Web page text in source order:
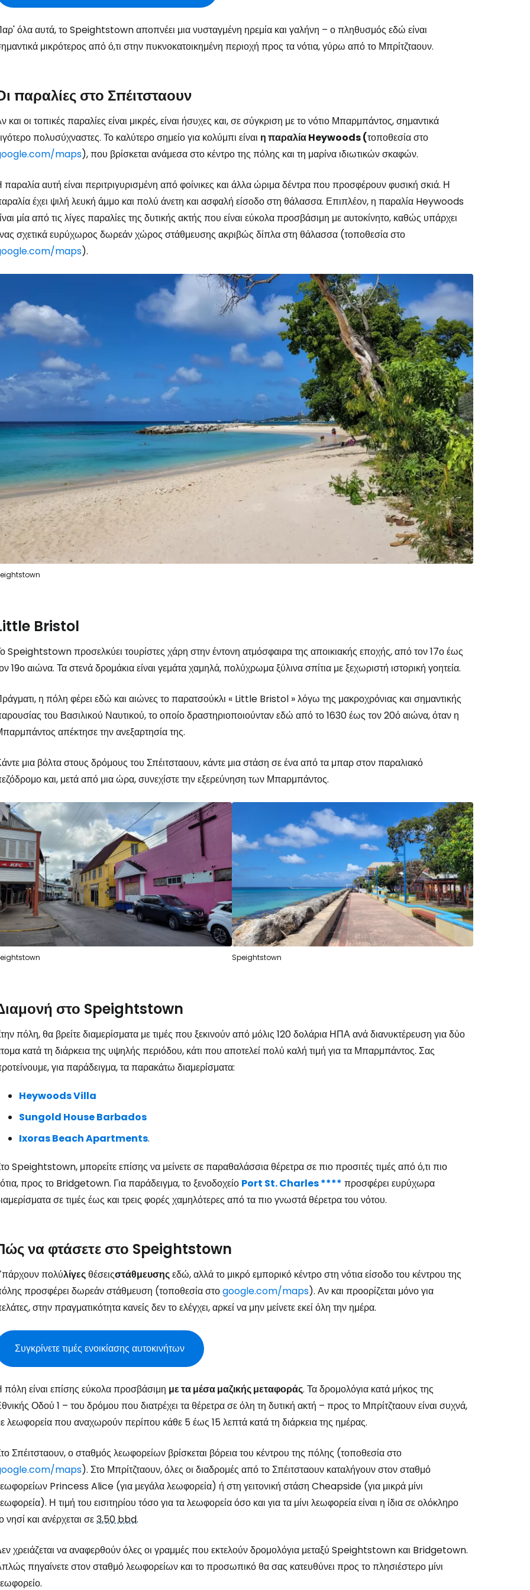
όλα αυτά, το Speightstown αποπνέει μια νυσταγμένη ηρεμία και γαλήνη – ο πληθυσμός εδώ είναι
μικρότερος από ό,τι στην πυκνοκατοικημένη περιοχή προς τα νότια, γύρω από το Μπρίτζταουν.
παραλίες στο Σπέιτσταουν
και οι τοπικές παραλίες είναι μικρές, είναι ήσυχες και, σε σύγκριση με το νότιο Μπαρμπάντος, σημαντικά
πολυσύχναστες. Το καλύτερο σημείο για κολύμπι είναι η παραλία Heywoods (τοποθεσία στο
maps), που βρίσκεται ανάμεσα στο κέντρο της πόλης και τη μαρίνα ιδιωτικών σκαφών.
παραλία αυτή είναι περιτριγυρισμένη από φοίνικες και άλλα ώριμα δέντρα που προσφέρουν φυσική σκιά. Η
έχει ψιλή λευκή άμμο και πολύ άνετη και ασφαλή είσοδο στη θάλασσα. Επιπλέον, η παραλία Heywoods
μία από τις λίγες παραλίες της δυτικής ακτής που είναι εύκολα προσβάσιμη με αυτοκίνητο, καθώς υπάρχει
σχετικά ευρύχωρος δωρεάν χώρος στάθμευσης ακριβώς δίπλα στη θάλασσα (τοποθεσία στο
maps).
Bristol
Speightstown προσελκύει τουρίστες χάρη στην έντονη ατμόσφαιρα της αποικιακής εποχής, από τον 17ο έως
19ο αιώνα. Τα στενά δρομάκια είναι γεμάτα χαμηλά, πολύχρωμα ξύλινα σπίτια με ξεχωριστή ιστορική γοητεία.
η πόλη φέρει εδώ και αιώνες το παρατσούκλι « Little Bristol » λόγω της μακροχρόνιας και σημαντικής
του Βασιλικού Ναυτικού, το οποίο δραστηριοποιούνταν εδώ από το 1630 έως τον 20ό αιώνα, όταν η
απέκτησε την ανεξαρτησία της.
μια βόλτα στους δρόμους του Σπέιτσταουν, κάντε μια στάση σε ένα από τα μπαρ στον παραλιακό
και, μετά από μια ώρα, συνεχίστε την εξερεύνηση των Μπαρμπάντος.
Speightstown
στο Speightstown
πόλη, θα βρείτε διαμερίσματα με τιμές που ξεκινούν από μόλις 120 δολάρια ΗΠΑ ανά διανυκτέρευση για δύο
κατά τη διάρκεια της υψηλής περιόδου, κάτι που αποτελεί πολύ καλή τιμή για τα Μπαρμπάντος. Σας
για παράδειγμα, τα παρακάτω διαμερίσματα:
Heywoods Villa
Sungold House Barbados
Ixoras Beach Apartments.
Speightstown, μπορείτε επίσης να μείνετε σε παραθαλάσσια θέρετρα σε πιο προσιτές τιμές από ό,τι πιο
προς το Bridgetown. Για παράδειγμα, το ξενοδοχείο Port St. Charles **** προσφέρει ευρύχωρα
σε τιμές έως και τρεις φορές χαμηλότερες από τα πιο γνωστά θέρετρα του νότου.
να φτάσετε στο Speightstown
πολύλίγεςθέσειςστάθμευσηςεδώ, αλλά το μικρό εμπορικό κέντρο στη νότια είσοδο του κέντρου της
προσφέρει δωρεάν στάθμευση (τοποθεσία στοgoogle.com/maps). Αν και προορίζεται μόνο για
στην πραγματικότητα κανείς δεν το ελέγχει, αρκεί να μην μείνετε εκεί όλη την ημέρα.
Συγκρίνετε τιμές ενοικίασης αυτοκινήτων
πόλη είναι επίσης εύκολα προσβάσιμη με τα μέσα μαζικής μεταφοράς. Τα δρομολόγια κατά μήκος της
Οδού 1 – του δρόμου που διατρέχει τα θέρετρα σε όλη τη δυτική ακτή – προς το Μπρίτζταουν είναι συχνά,
λεωφορεία που αναχωρούν περίπου κάθε 5 έως 15 λεπτά κατά τη διάρκεια της ημέρας.
Σπέιτσταουν, ο σταθμός λεωφορείων βρίσκεται βόρεια του κέντρου της πόλης (τοποθεσία στο
maps). Στο Μπρίτζταουν, όλες οι διαδρομές από το Σπέιτσταουν καταλήγουν στον σταθμό
Princess Alice (για μεγάλα λεωφορεία) ή στη γειτονική στάση Cheapside (για μικρά μίνι
Η τιμή του εισιτηρίου τόσο για τα λεωφορεία όσο και για τα μίνι λεωφορεία είναι η ίδια σε ολόκληρο
νησί και ανέρχεται σε3,50 bbd.
χρειάζεται να αναφερθούν όλες οι γραμμές που εκτελούν δρομολόγια μεταξύ Speightstown και Bridgetown.
πηγαίνετε στον σταθμό λεωφορείων και το προσωπικό θα σας κατευθύνει προς το πλησιέστερο μίνι
Συνεχίστε με την Google
Συνεχίστε με το Facebook